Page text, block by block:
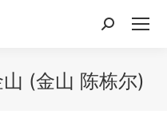
搜
山 (金山 陈栋尔)